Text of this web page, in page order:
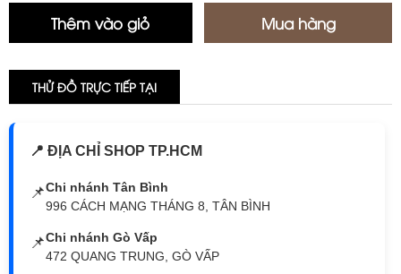
THỬ ĐỒ TRỰC TIẾP TẠI
📍 ĐỊA CHỈ SHOP TP.HCM
📌Chi nhánh Tân Bình
996 CÁCH MẠNG THÁNG 8, TÂN BÌNH
📌Chi nhánh Gò Vấp
472 QUANG TRUNG, GÒ VẤP